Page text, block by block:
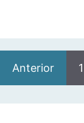
Anterior 1